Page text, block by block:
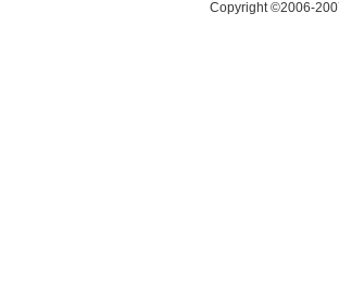
Copyright ©2006-